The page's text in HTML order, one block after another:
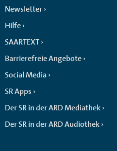
Newsletter
Hilfe
SAARTEXT
Barrierefreie Angebote
Social Media
SR Apps
Der SR in der ARD Mediathek
Der SR in der ARD Audiothek